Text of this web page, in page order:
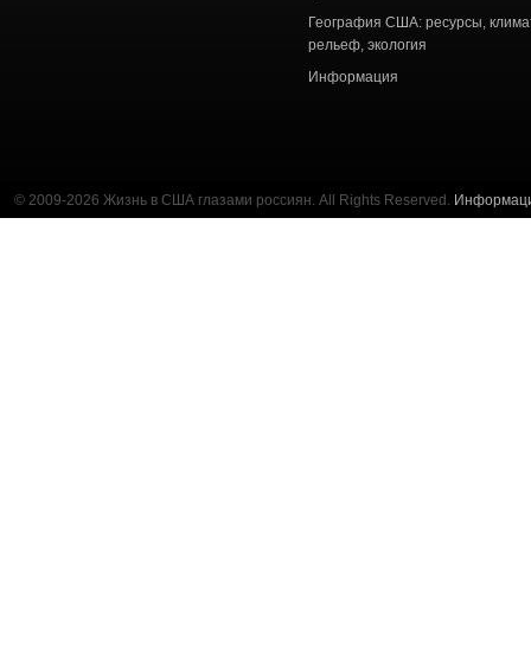
География США: ресурсы,
рельеф, экология
Информация
© 2009-2026 Жизнь в США глазами россиян. All Rights Reserved.